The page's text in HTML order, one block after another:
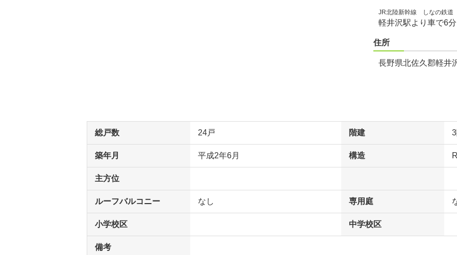
JR北陸新幹線 しなの鉄道
軽井沢駅より車で6分
住所
長野県北佐久郡軽井
総戸数 24戸 階建
築年月 平成2年6月 構造
主方位
ルーフバルコニー なし 専用庭
小学校区 中学校区
備考